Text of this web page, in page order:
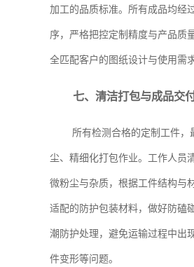
加工的品质标准。所有成品均经
序，严格把控定制精度与产品质
全匹配客户的图纸设计与使用需求
七、清洁打包与成品交
所有检测合格的定制工件，
尘、精细化打包作业。工作人员
微粉尘与杂质，根据工件结构与
适配的防护包装材料，做好防磕
潮防护处理，避免运输过程中出
件变形等问题。